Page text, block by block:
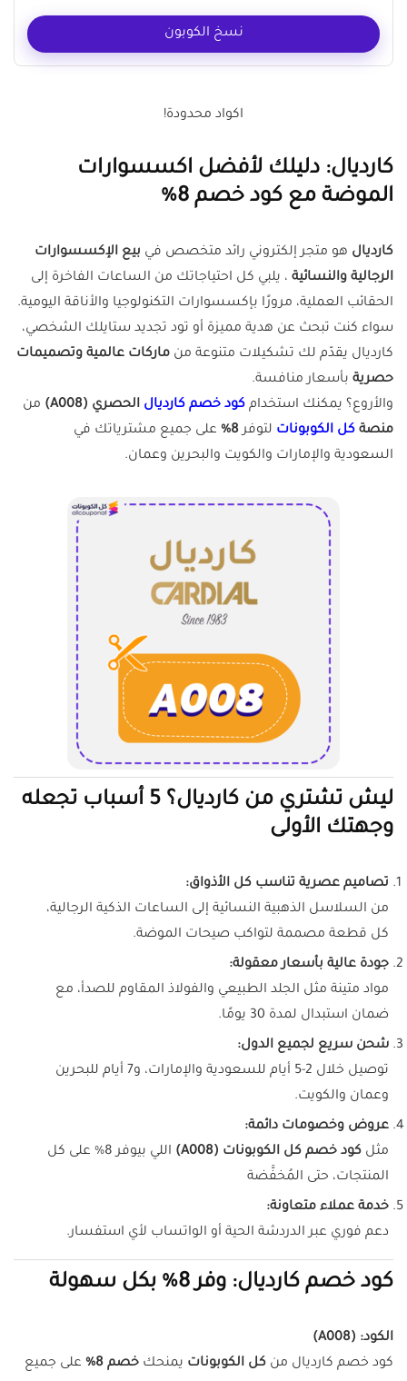
نسخ الكوبون
اكواد محدودة!
كارديال: دليلك لأفضل اكسسوارات
الموضة مع كود خصم 8%
كارديال هو متجر إلكتروني رائد متخصص في بيع الإكسسوارات
الرجالية والنسائية ، يلبي كل احتياجاتك من الساعات الفاخرة إلى
الحقائب العملية، مرورًا بإكسسوارات التكنولوجيا والأناقة اليومية.
سواء كنت تبحث عن هدية مميزة أو تود تجديد ستايلك الشخصي،
كارديال يقدّم لك تشكيلات متنوعة من ماركات عالمية وتصميمات
حصرية بأسعار منافسة.
والأروع؟ يمكنك استخدام كود خصم كارديال الحصري (A008)
من
منصة كل الكوبونات لتوفر8%
على جميع مشترياتك في
السعودية والإمارات والكويت والبحرين وعمان.
ليش تشتري من كارديال؟ 5 أسباب تجعله
وجهتك الأولى
تصاميم عصرية تناسب كل الأذواق:
من السلاسل الذهبية النسائية إلى الساعات الذكية الرجالية،
كل قطعة مصممة لتواكب صيحات الموضة.
جودة عالية بأسعار معقولة:
مواد متينة مثل الجلد الطبيعي والفولاذ المقاوم للصدأ، مع
ضمان استبدال لمدة 30 يومًا.
شحن سريع لجميع الدول:
توصيل خلال 2-5 أيام للسعودية والإمارات، و7 أيام للبحرين
وعمان والكويت.
عروض وخصومات دائمة:
مثل كود خصم كل الكوبونات (A008)
اللي بيوفر 8% على كل
المنتجات، حتى المُخفَّضة
خدمة عملاء متعاونة:
دعم فوري عبر الدردشة الحية أو الواتساب لأي استفسار.
كود خصم كارديال: وفر 8% بكل سهولة
الكود: (A008)
كود خصم كارديال من كل الكوبونات يمنحك خصم 8%
على جميع